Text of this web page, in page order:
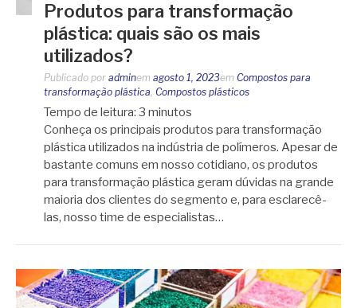
Produtos para transformação
plástica: quais são os mais
utilizados?
Publicado por adminem agosto 1, 2023em Compostos para
transformação plástica, Compostos plásticos
Tempo de leitura: 3 minutos
Conheça os principais produtos para transformação
plástica utilizados na indústria de polímeros. Apesar de
bastante comuns em nosso cotidiano, os produtos
para transformação plástica geram dúvidas na grande
maioria dos clientes do segmento e, para esclarecê-
las, nosso time de especialistas…